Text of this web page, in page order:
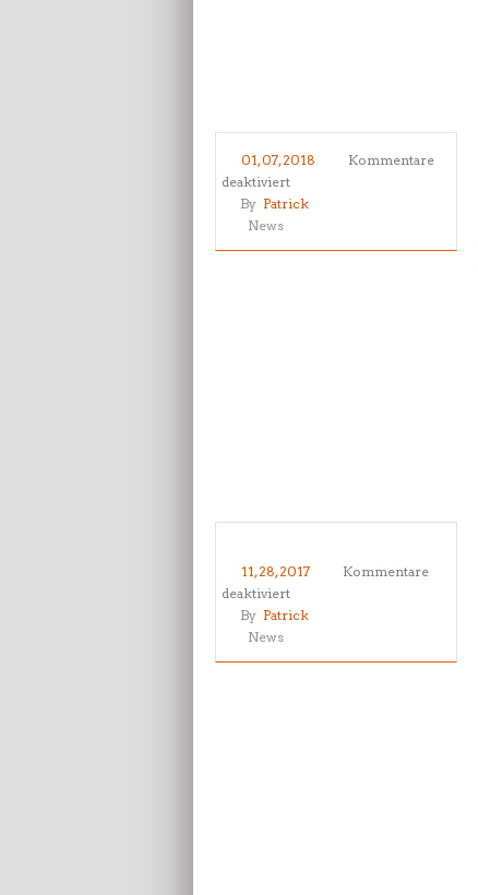
01, 07, 2018
Kommentare
deaktiviertfür
Prüfungsvorbereitung
Wannsee
By Patrick
News
11, 28, 2017
Kommentare
deaktiviertfür
Geänderte
Taekwondo
By Patrick
News